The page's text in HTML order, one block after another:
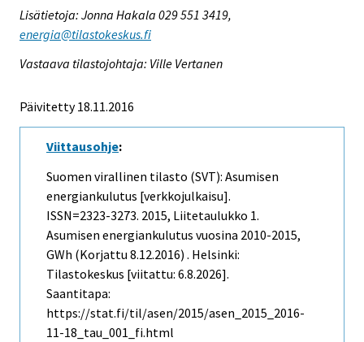
Lisätietoja: Jonna Hakala 029 551 3419,
energia@tilastokeskus.fi
Vastaava tilastojohtaja: Ville Vertanen
Päivitetty 18.11.2016
Viittausohje:
Suomen virallinen tilasto (SVT): Asumisen
energiankulutus [verkkojulkaisu].
ISSN=2323-3273. 2015, Liitetaulukko 1.
Asumisen energiankulutus vuosina 2010-2015,
GWh (Korjattu 8.12.2016) . Helsinki:
Tilastokeskus [viitattu: 6.8.2026].
Saantitapa:
https://stat.fi/til/asen/2015/asen_2015_2016-
11-18_tau_001_fi.html